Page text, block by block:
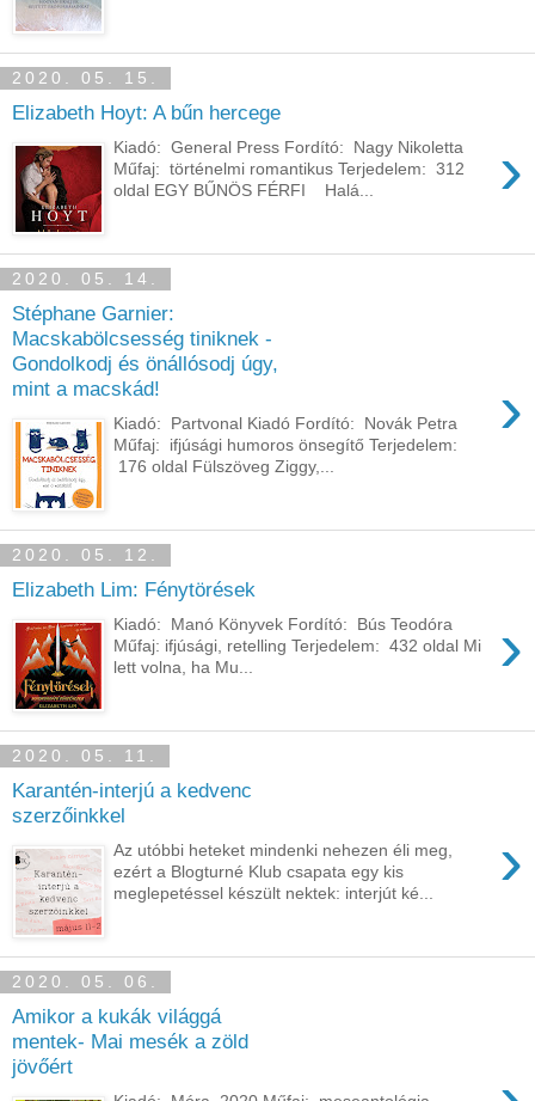
2020. 05. 15.
Elizabeth Hoyt: A bűn hercege
›
Kiadó: General Press Fordító: Nagy Nikoletta
Műfaj: történelmi romantikus Terjedelem: 312
oldal EGY BŰNÖS FÉRFI Halá...
2020. 05. 14.
Stéphane Garnier:
Macskabölcsesség ​tiniknek -
Gondolkodj és önállósodj úgy,
mint a macskád!
›
Kiadó: Partvonal Kiadó Fordító: Novák Petra
Műfaj: ifjúsági humoros önsegítő Terjedelem:
176 oldal Fülszöveg Ziggy,...
2020. 05. 12.
Elizabeth Lim: Fénytörések
›
Kiadó: Manó Könyvek Fordító: Bús Teodóra
Műfaj: ifjúsági, retelling Terjedelem: 432 oldal Mi
lett volna, ha Mu...
2020. 05. 11.
Karantén-interjú a kedvenc
szerzőinkkel
›
Az utóbbi heteket mindenki nehezen éli meg,
ezért a Blogturné Klub csapata egy kis
meglepetéssel készült nektek: interjút ké...
2020. 05. 06.
Amikor ​a kukák világgá
mentek- Mai mesék a zöld
jövőért